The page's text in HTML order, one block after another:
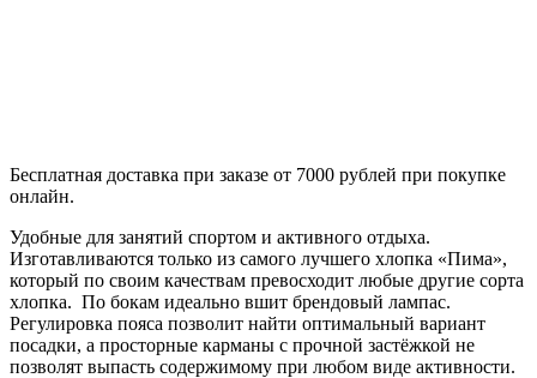
Бесплатная доставка при заказе от 7000 рублей при покупке
онлайн.
Удобные для занятий спортом и активного отдыха.
Изготавливаются только из самого лучшего хлопка «Пима»,
который по своим качествам превосходит любые другие сорта
хлопка. По бокам идеально вшит брендовый лампас.
Регулировка пояса позволит найти оптимальный вариант
посадки, а просторные карманы с прочной застёжкой не
позволят выпасть содержимому при любом виде активности.